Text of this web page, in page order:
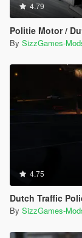
4.79
Politie Motor /
By SizzGames-
4.75
Dutch Traffic
By SizzGames-